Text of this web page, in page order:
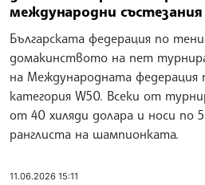
международни състезания
Българската федерация по
домакинството на пет
на Международната федерация
категория W50. Всеки от
от 40 хиляди долара и носи по
ранглиста на шампионката.
11.06.2026 15:11